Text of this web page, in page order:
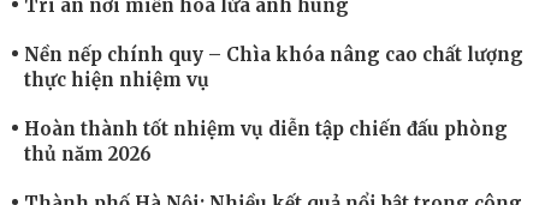
Tri ân nơi miền hoa lửa anh hùng
Nền nếp chính quy – Chìa khóa nâng cao chất lượng
thực hiện nhiệm vụ
Hoàn thành tốt nhiệm vụ diễn tập chiến đấu phòng
thủ năm 2026